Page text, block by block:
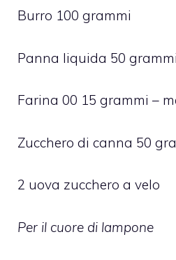
Burro 100 grammi
Panna liquida 50 grammi
Farina 00 15 grammi –
Zucchero di canna 50
2 uova zucchero a velo
Per il cuore di lampone